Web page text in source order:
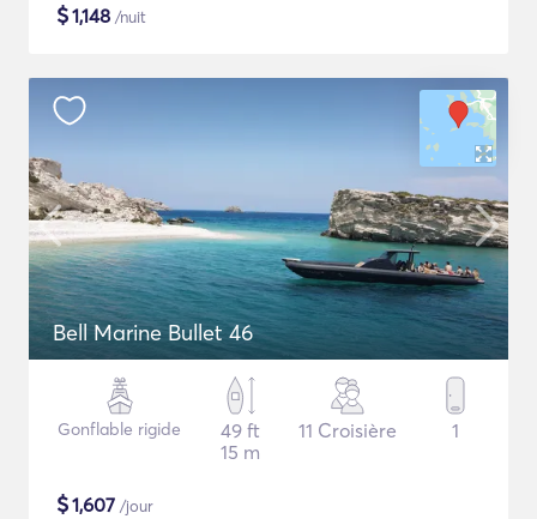
$1,148 /nuit
Bell Marine Bullet 46
Gonflable rigide
49 ft
15 m
11 Croisière 1
$1,607 /jour